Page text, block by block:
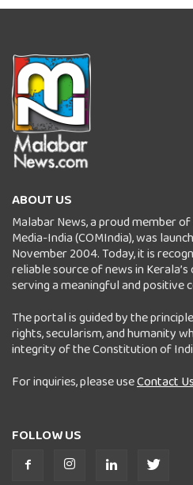
ABOUT US
Malabar News, a proud member
Media-India (COMIndia), was
November 2004. Today, it is
reliable source of news in
serving a meaningful and positive
The portal is guided by the
rights, secularism, and humanity
integrity of the Constitution of
For inquiries, please useContact Us
FOLLOW US